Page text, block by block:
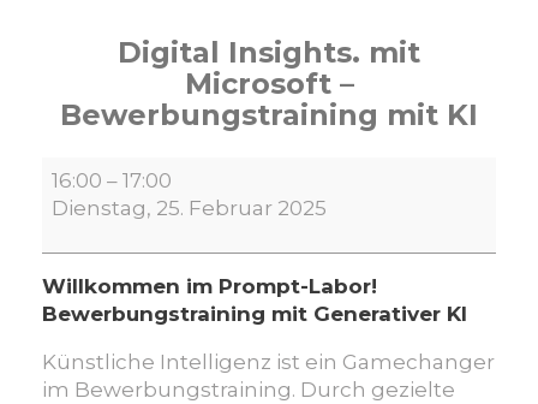
Digital Insights. mit
Microsoft –
Bewerbungstraining mit KI
Digital
Insights.
Microsoft
–
Bewerbungstraining
KI
16:00 – 17:00
Dienstag, 25. Februar 2025
Willkommen im Prompt-Labor!
Bewerbungstraining mit Generativer KI
Künstliche Intelligenz ist ein Gamechanger
im Bewerbungstraining. Durch gezielte